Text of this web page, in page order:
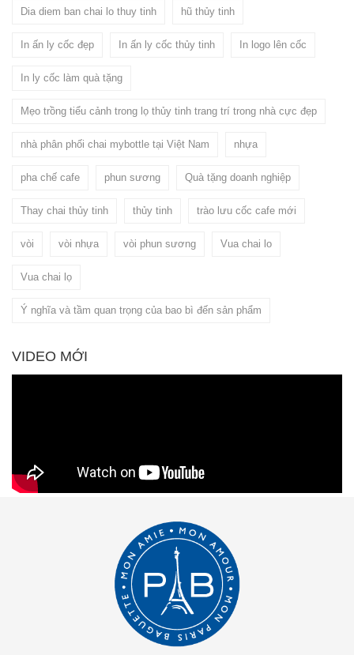
Dia diem ban chai lo thuy tinh hũ thủy tinh
In ấn ly cốc đẹp In ấn ly cốc thủy tinh In logo lên cốc
In ly cốc làm quà tặng
Mẹo trồng tiểu cảnh trong lọ thủy tinh trang trí trong nhà cực đẹp
nhà phân phối chai mybottle tại Việt Nam nhựa
pha chế cafe phun sương Quà tặng doanh nghiệp
Thay chai thủy tinh thủy tinh trào lưu cốc cafe mới
vòi vòi nhựa vòi phun sương Vua chai lo
Vua chai lọ
Ý nghĩa và tầm quan trọng của bao bì đến sản phẩm
VIDEO MỚI